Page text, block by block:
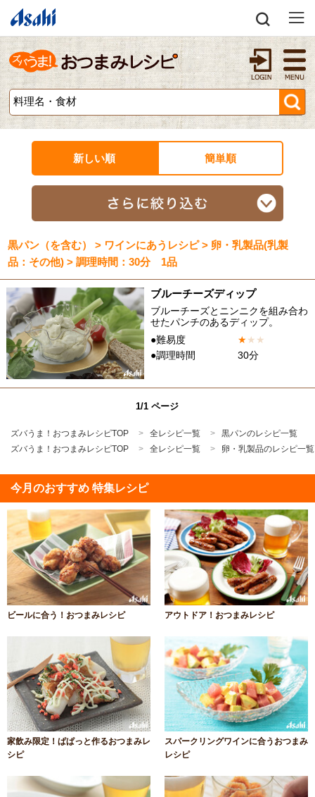
新しい順 簡単順
黒パン（を含む） > ワインにあうレシピ > 卵・乳製品(乳製
品：その他) > 調理時間：30分 1品
ブルーチーズディップ
ブルーチーズとニンニクを組み合わ
せたパンチのあるディップ。
●難易度
★★ ★
●調理時間
30分
1/1 ページ
ズバうま！おつまみレシピTOP 全レシピ一覧
黒パンのレシピ一覧
ズバうま！おつまみレシピTOP
全レシピ一覧 卵・乳製品のレシピ一覧
今月のおすすめ 特集レシピ
ビールに合う！おつまみレシピ アウトドア！おつまみレシピ
家飲み限定！ぱぱっと作るおつまみレ
シピ
スパークリングワインに合うおつまみ
レシピ